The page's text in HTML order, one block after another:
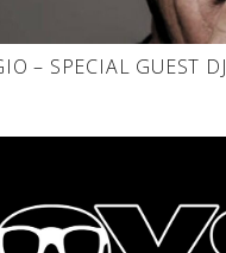
– SPECIAL GUEST DJ